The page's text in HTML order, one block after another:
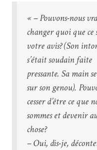
« – Pouvons-nous
changer quoi que ce
votre avis? (Son
s’était soudain faite
pressante. Sa main
sur son genou).
cesser d’être ce que
sommes et devenir
chose?
– Oui, dis-je,